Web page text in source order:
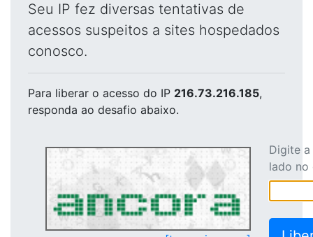
Seu IP fez diversas tentativas de
acessos suspeitos a sites hospedados
conosco.
Para liberar o acesso do IP 216.73.216.185,
responda ao desafio abaixo.
Digite
lado no